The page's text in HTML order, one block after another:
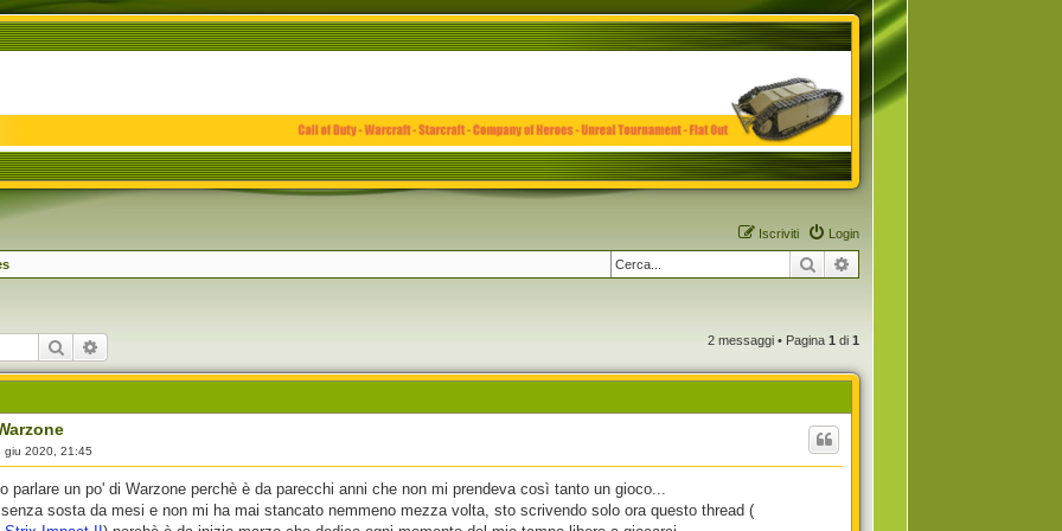
Login
Iscriviti
Cerca
Cerca 2 messaggi • Pagina 1 di 1
giu 2020, 21:45
parlare un po' di Warzone perchè è da parecchi anni che non mi prendeva così tanto un gioco...
sosta da mesi e non mi ha mai stancato nemmeno mezza volta, sto scrivendo solo ora questo thread (